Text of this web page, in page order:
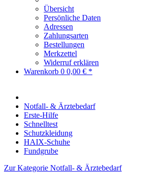
Übersicht
Persönliche Daten
Adressen
Zahlungsarten
Bestellungen
Merkzettel
Widerruf erklären
Warenkorb 0 0,00 € *
Notfall- & Ärztebedarf
Erste-Hilfe
Schnelltest
Schutzkleidung
HAIX-Schuhe
Fundgrube
Zur Kategorie Notfall- & Ärztebedarf